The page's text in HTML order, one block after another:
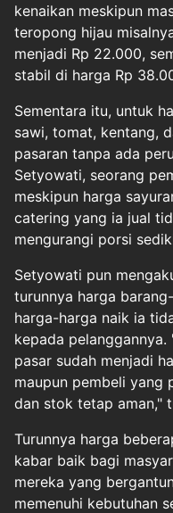
kenaikan meskipun
teropong hijau
menjadi Rp 22.000,
stabil di harga Rp
Sementara itu, untuk
sawi, tomat, kentang,
pasaran tanpa ada
Setyowati, seorang
meskipun harga
catering yang ia jual
mengurangi porsi
Setyowati pun
turunnya harga
harga-harga naik ia
kepada
pasar sudah menjadi
maupun pembeli yang
dan stok tetap aman,"
Turunnya harga
kabar baik bagi
mereka yang
memenuhi kebutuhan